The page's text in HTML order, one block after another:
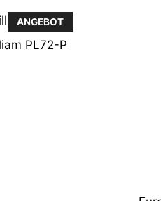
ANGEBOT
PL72-P
der